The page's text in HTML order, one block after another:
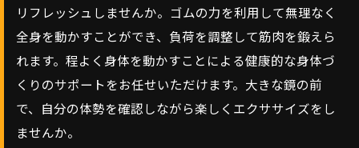
リフレッシュしませんか。ゴムの力を利用して無理なく
全身を動かすことができ、負荷を調整して筋肉を鍛えら
れます。程よく身体を動かすことによる健康的な身体づ
くりのサポートをお任せいただけます。大きな鏡の前
で、自分の体勢を確認しながら楽しくエクササイズをし
ませんか。